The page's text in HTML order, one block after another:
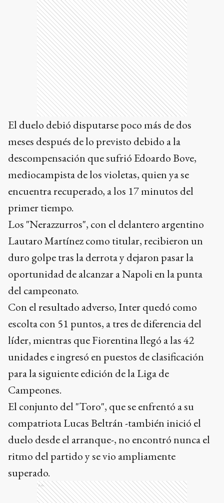
El duelo debió disputarse poco más de dos
meses después de lo previsto debido a la
descompensación que sufrió Edoardo Bove,
mediocampista de los violetas, quien ya se
encuentra recuperado, a los 17 minutos del
primer tiempo.
Los "Nerazzurros", con el delantero argentino
Lautaro Martínez como titular, recibieron un
duro golpe tras la derrota y dejaron pasar la
oportunidad de alcanzar a Napoli en la punta
del campeonato.
Con el resultado adverso, Inter quedó como
escolta con 51 puntos, a tres de diferencia del
líder, mientras que Fiorentina llegó a las 42
unidades e ingresó en puestos de clasificación
para la siguiente edición de la Liga de
Campeones.
El conjunto del "Toro", que se enfrentó a su
compatriota Lucas Beltrán -también inició el
duelo desde el arranque-, no encontró nunca el
ritmo del partido y se vio ampliamente
superado.
Ads